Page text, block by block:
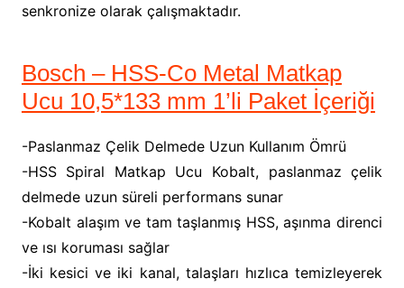
senkronize olarak çalışmaktadır.
Bosch – HSS-Co Metal Matkap
Ucu 10,5*133 mm 1’li Paket İçeriği
-Paslanmaz Çelik Delmede Uzun Kullanım Ömrü
-HSS Spiral Matkap Ucu Kobalt, paslanmaz çelik
delmede uzun süreli performans sunar
-Kobalt alaşım ve tam taşlanmış HSS, aşınma direnci
ve ısı koruması sağlar
-İki kesici ve iki kanal, talaşları hızlıca temizleyerek